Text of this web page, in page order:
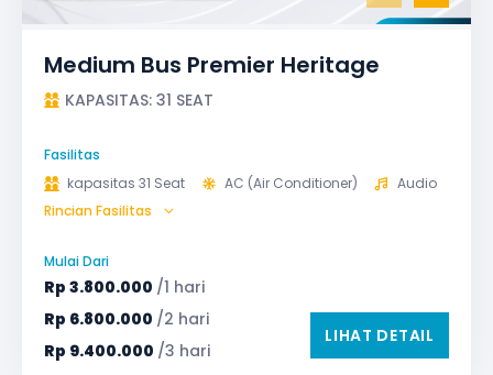
Medium Bus Premier Heritage
KAPASITAS: 31 SEAT
Fasilitas
kapasitas 31 Seat
AC (Air Conditioner)
Audio
Bagasi
GPS
Safety Tools (P3K, Windows Breaker, dll)
TV LED & Android System
Water Dispenser
Rincian Fasilitas
Mulai Dari
Rp 3.800.000 /1 hari
Rp 6.800.000 /2 hari
Rp 9.400.000 /3 hari
LIHAT DETAIL